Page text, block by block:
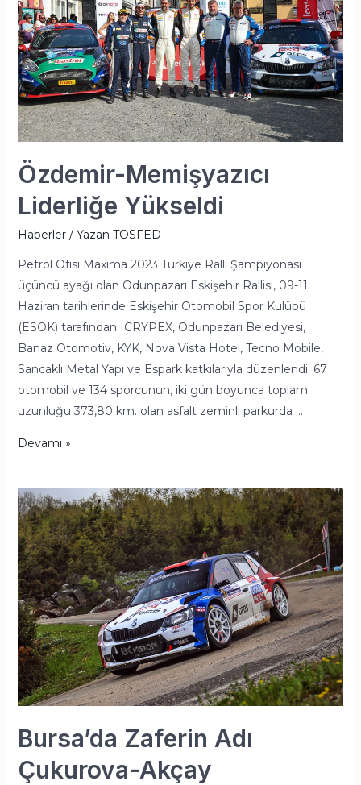
Özdemir-Memişyazıcı
Liderliğe Yükseldi
Haberler/ Yazan TOSFED
Petrol Ofisi Maxima 2023 Türkiye Ralli Şampiyonası
üçüncü ayağı olan Odunpazarı Eskişehir Rallisi, 09-11
Haziran tarihlerinde Eskişehir Otomobil Spor Kulübü
(ESOK) tarafından ICRYPEX, Odunpazarı Belediyesi,
Banaz Otomotiv, KYK, Nova Vista Hotel, Tecno Mobile,
Sancaklı Metal Yapı ve Espark katkılarıyla düzenlendi. 67
otomobil ve 134 sporcunun, iki gün boyunca toplam
uzunluğu 373,80 km. olan asfalt zeminli parkurda …
Devamı »
Bursa’da Zaferin Adı
Çukurova-Akçay
Bursa’da
Zaferin
Adı
Çukurova-
Akçay